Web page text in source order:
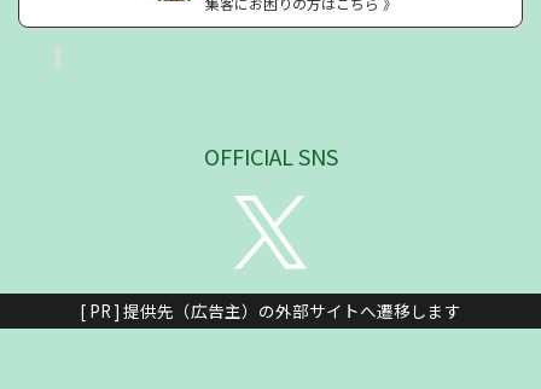
OFFICIAL SNS
[ PR ] 提供先（広告主）の外部サイトへ遷移します